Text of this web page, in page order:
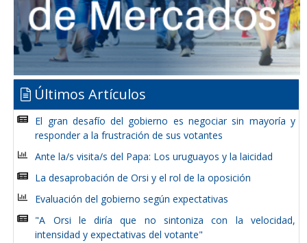
Últimos Artículos
El gran desafío del gobierno es negociar sin mayoría y
responder a la frustración de sus votantes
Ante la/s visita/s del Papa: Los uruguayos y la laicidad
La desaprobación de Orsi y el rol de la oposición
Evaluación del gobierno según expectativas
"A Orsi le diría que no sintoniza con la velocidad,
intensidad y expectativas del votante"